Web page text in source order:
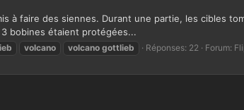
à faire des siennes. Durant une partie, les cibles
bobines étaient protégées...
volcano volcano gottlieb Réponses: 22 Forum: